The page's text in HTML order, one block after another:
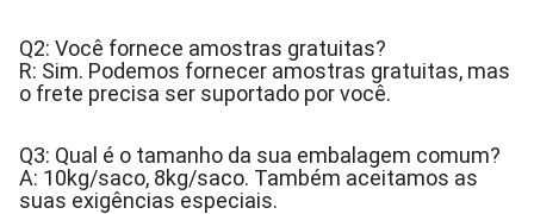
Q2: Você fornece amostras gratuitas?
R: Sim. Podemos fornecer amostras gratuitas, mas
o frete precisa ser suportado por você.
Q3: Qual é o tamanho da sua embalagem comum?
A: 10kg/saco, 8kg/saco. Também aceitamos as
suas exigências especiais.